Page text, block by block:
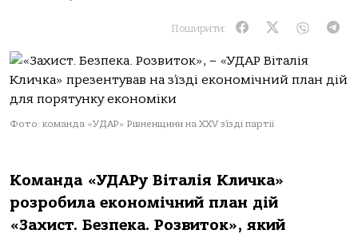
Поширити:
Фото: команда «УДАР» Рівненщини на XXV з’їзді партії
Команда «УДАРу Віталія Кличка»
розробила економічний план дій
«Захист. Безпека. Розвиток», який